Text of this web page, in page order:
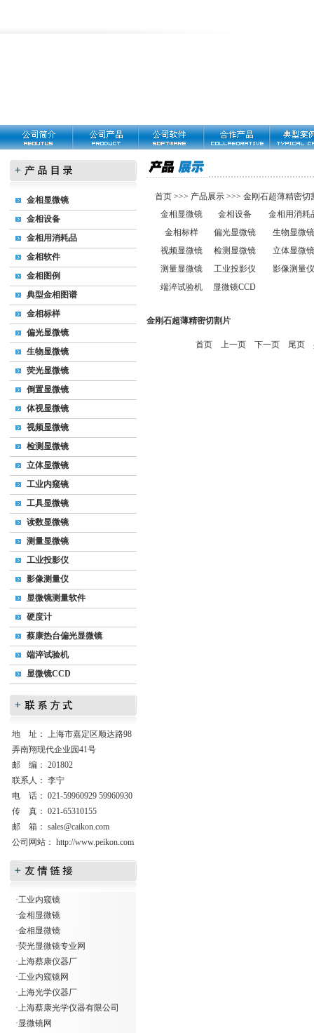
金相显微镜
金相设备
金相用消耗品
金相软件
金相图例
典型金相图谱
金相标样
偏光显微镜
生物显微镜
荧光显微镜
倒置显微镜
体视显微镜
视频显微镜
检测显微镜
立体显微镜
工业内窥镜
工具显微镜
读数显微镜
测量显微镜
工业投影仪
影像测量仪
显微镜测量软件
硬度计
蔡康热台偏光显微镜
端淬试验机
显微镜CCD
地 址： 上海市嘉定区顺达路98
弄南翔现代企业园41号
邮 编： 201802
联系人： 李宁
电 话： 021-59960929 59960930
传 真： 021-65310155
邮 箱： sales@caikon.com
公司网站： http://www.peikon.com
·工业内窥镜
·金相显微镜
·金相显微镜
·荧光显微镜专业网
·上海蔡康仪器厂
·工业内窥镜网
·上海光学仪器厂
·上海蔡康光学仪器有限公司
·显微镜网
首页 >>> 产品展示 >>> 金刚石超薄精密切
金相显微镜
金相设备
金相用消耗
金相标样
偏光显微镜
生物显微镜
视频显微镜
检测显微镜
立体显微镜
测量显微镜
工业投影仪
影像测量仪
端淬试验机
显微镜CCD
金刚石超薄精密切割片
首页 上一页 下一页 尾页